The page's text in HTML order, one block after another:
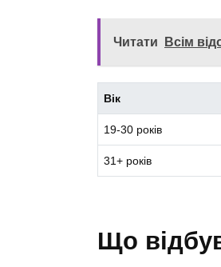
Читати Всім
Вік
19-30 років
31+ років
Що